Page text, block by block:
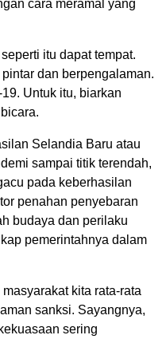
cara meramal yang
itu dapat tempat.
dan berpengalaman.
Untuk itu, biarkan
Selandia Baru atau
sampai titik terendah,
pada keberhasilan
penahan penyebaran
budaya dan perilaku
pemerintahnya dalam
kita rata-rata
sanksi. Sayangnya,
sering